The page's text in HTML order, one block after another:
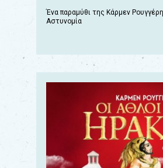
Ένα παραμύθι της Κάρμεν
Αστυνομία